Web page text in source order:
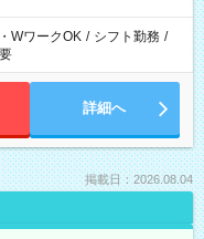
WワークOK / シフト勤務 /
詳細へ
掲載日：2026.08.04